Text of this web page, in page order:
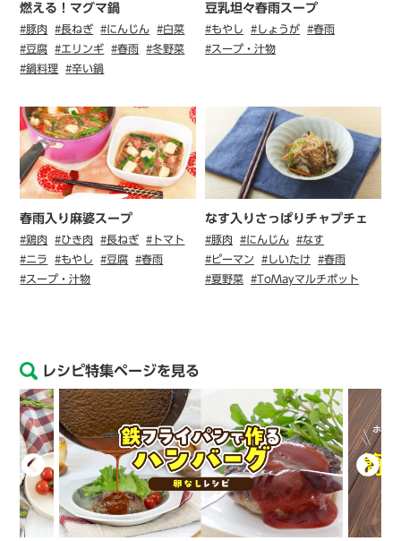
燃える！マグマ鍋
#豚肉 #長ねぎ #にんじん
#白菜
#豆腐
#エリンギ #春雨
#冬野菜
#鍋料理
#辛い鍋
豆乳坦々春雨スープ
#もやし #しょうが
#春雨
#スープ・汁物
春雨入り麻婆スープ
#鶏肉 #ひき肉 #長ねぎ
#トマト
#ニラ
#もやし #豆腐
#春雨
#スープ・汁物
なす入りさっぱりチャプチェ
#豚肉 #にんじん
#なす
#ピーマン
#しいたけ
#春雨
#夏野菜
#ToMayマルチポット
レシピ特集ページを見る